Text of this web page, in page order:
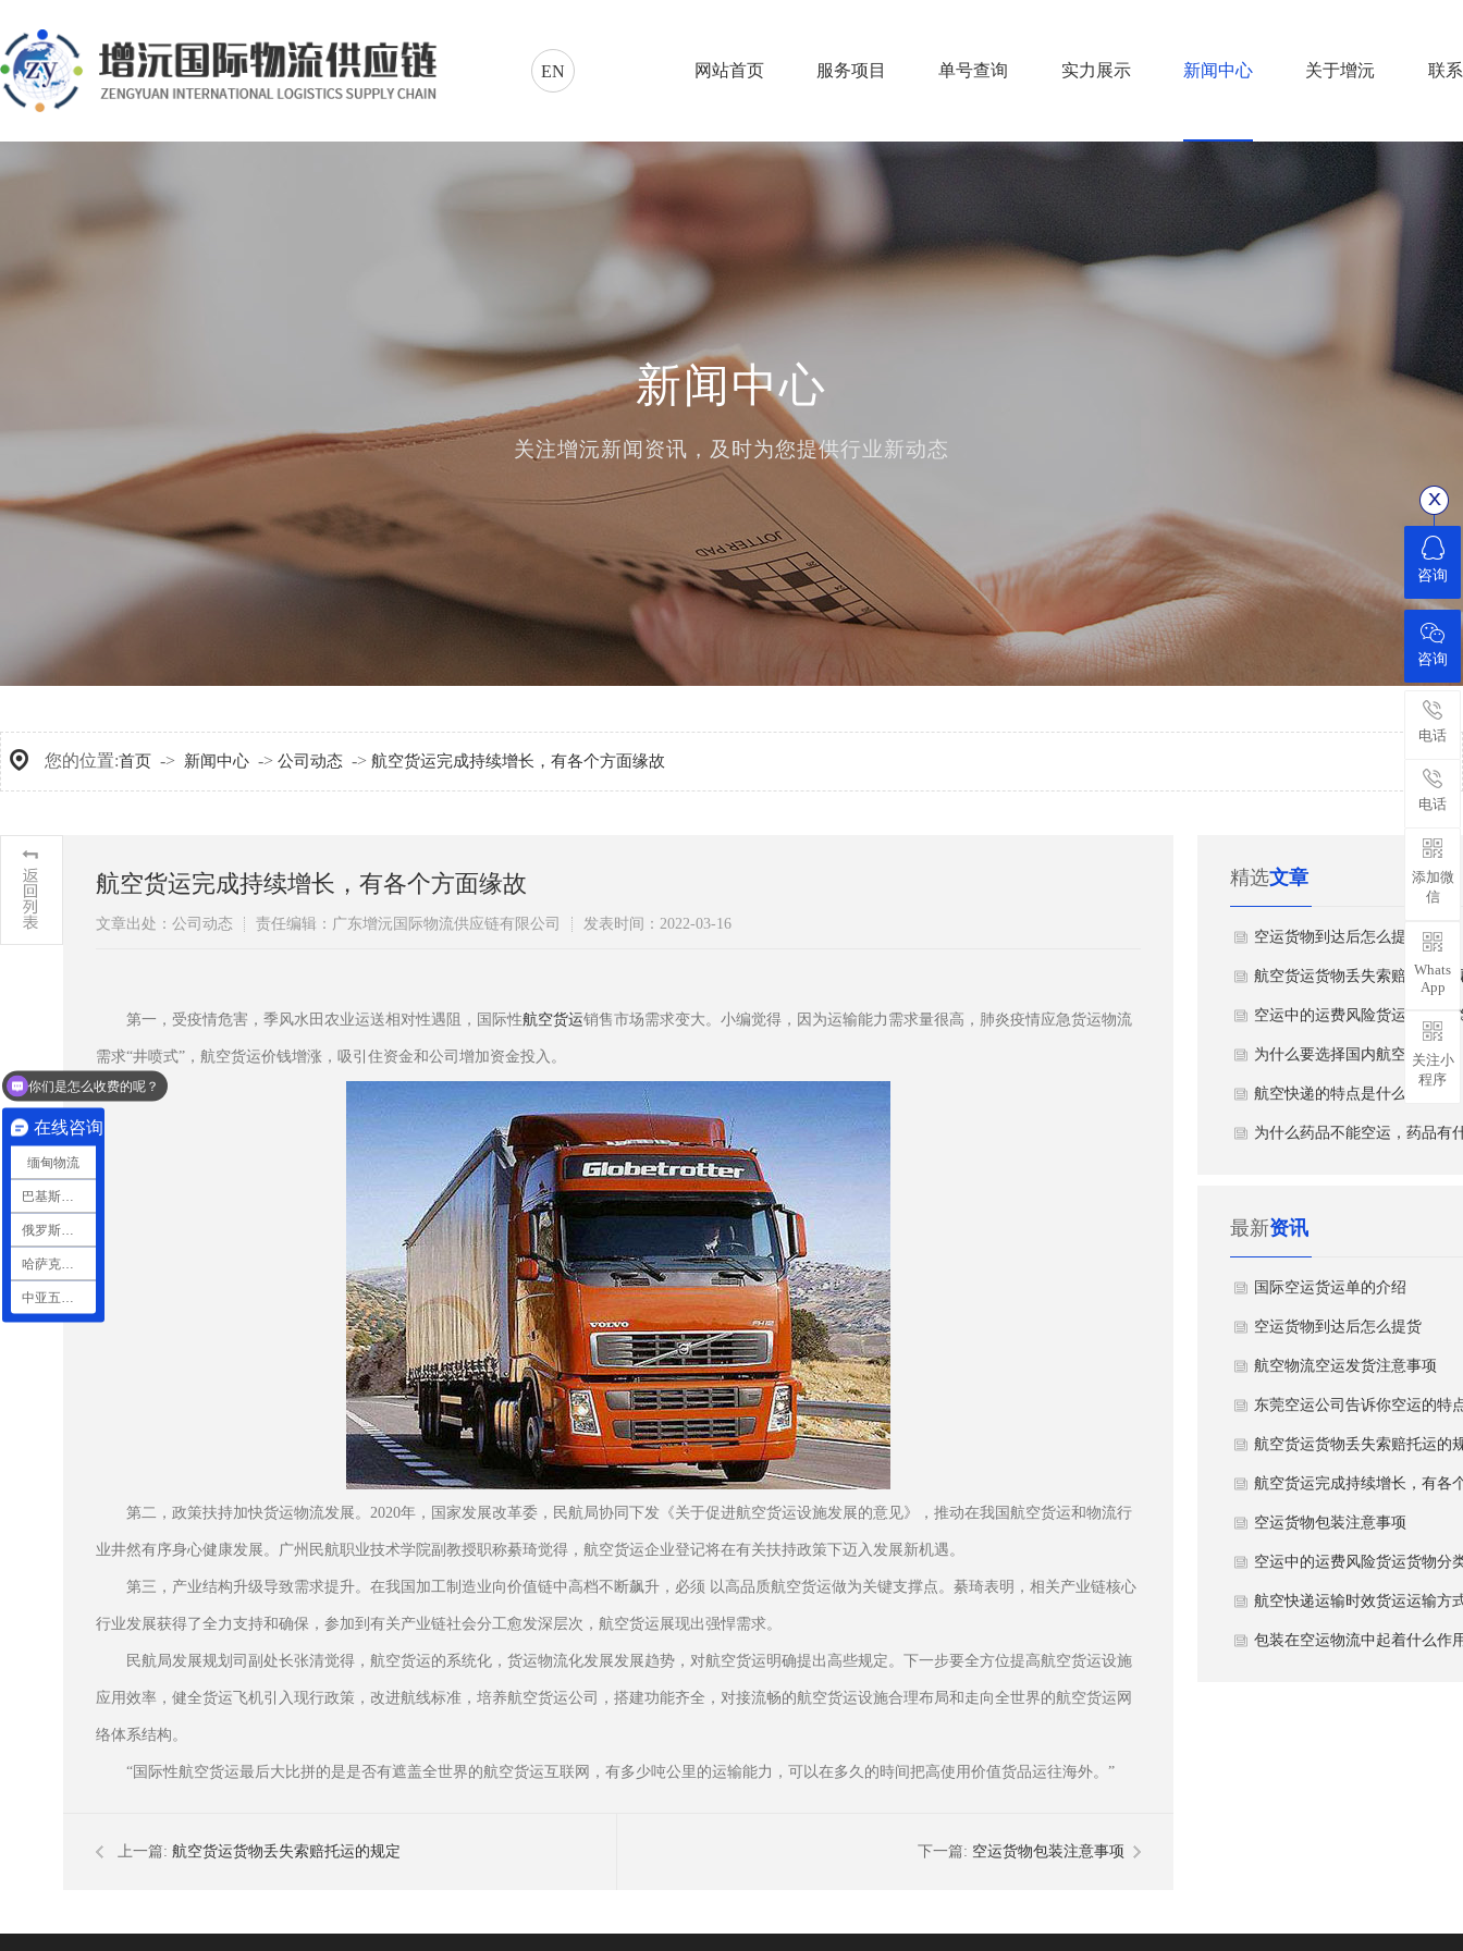
EN 网站首页 服务项目 单号查询 实力展示 新闻中心 关于增沅 联
新闻中心
关注增沅新闻资讯，及时为您提供行业新动态
您的位置:首页 -> 新闻中心 -> 公司动态 -> 航空货运完成持续增长，有各个方面缘故
航空货运完成持续增长，有各个方面缘故
文章出处：公司动态 责任编辑：广东增沅国际物流供应链有限公司 发表时间：2022-03-16
第一，受疫情危害，季风水田农业运送相对性遇阻，国际性航空货运销售市场需求变大。小编觉得，因为运输能力需求量很高，肺炎疫情应急货运物流
需求“井喷式”，航空货运价钱增涨，吸引住资金和公司增加资金投入。
第二，政策扶持加快货运物流发展。2020年，国家发展改革委，民航局协同下发《关于促进航空货运设施发展的意见》，推动在我国航空货运和物流行
业井然有序身心健康发展。广州民航职业技术学院副教授职称綦琦觉得，航空货运企业登记将在有关扶持政策下迈入发展新机遇。
第三，产业结构升级导致需求提升。在我国加工制造业向价值链中高档不断飙升，必须 以高品质航空货运做为关键支撑点。綦琦表明，相关产业链核心
行业发展获得了全力支持和确保，参加到有关产业链社会分工愈发深层次，航空货运展现出强悍需求。
民航局发展规划司副处长张清觉得，航空货运的系统化，货运物流化发展发展趋势，对航空货运明确提出高些规定。下一步要全方位提高航空货运设施
应用效率，健全货运飞机引入现行政策，改进航线标准，培养航空货运公司，搭建功能齐全，对接流畅的航空货运设施合理布局和走向全世界的航空货运网
络体系结构。
“国际性航空货运最后大比拼的是是否有遮盖全世界的航空货运互联网，有多少吨公里的运输能力，可以在多久的時间把高使用价值货品运往海外。”
上一篇: 航空货运货物丢失索赔托运的规定 下一篇: 空运货物包装注意事项
精选文章
空运货物到达后怎么提货
航空货运货物丢失索赔托运的
定
空运中的运费风险货运货物分
为什么要选择国内航空货运？
航空快递的特点是什么？
为什么药品不能空运，药品有
最新资讯
​国际空运货运单的介绍
空运货物到达后怎么提货
航空物流空运发货注意事项
东莞空运公司告诉你空运的特
航空货运货物丢失索赔托运的
定
航空货运完成持续增长，有各
方面缘故
空运货物包装注意事项
空运中的运费风险货运货物分
航空快递运输时效货运运输方
包装在空运物流中起着什么作
咨询
咨询
电话
电话
添加微
信
Whats
App
关注小
程序
在线咨询
缅甸物流
你们是怎么收费的呢？
现在有优惠活动么？